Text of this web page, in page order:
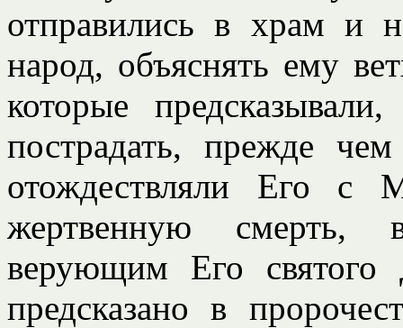
отправились в храм и
народ, объяснять ему
которые
пострадать, прежде
отождествляли Его с
жертвенную смерть,
верующим Его
предсказано в